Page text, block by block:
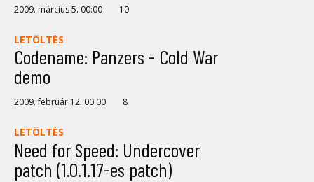
2009. március 5. 00:00 10
LETÖLTÉS
Codename: Panzers - Cold War
demo
2009. február 12. 00:00 8
LETÖLTÉS
Need for Speed: Undercover
patch (1.0.1.17-es patch)